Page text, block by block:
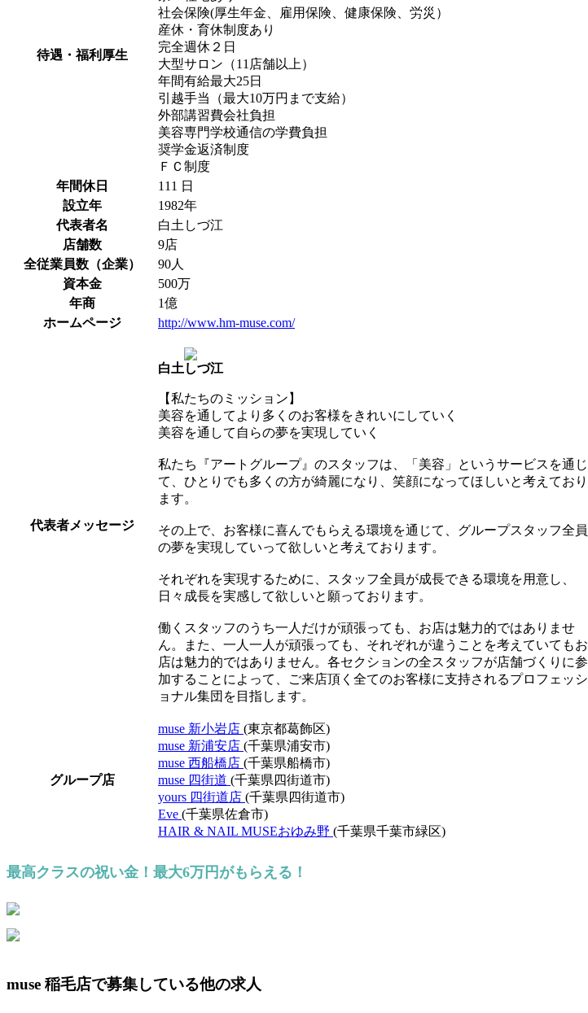
待遇・福利厚生
社会保険(厚生年金、雇用保険、健康保険、労災）
産休・育休制度あり
完全週休２日
大型サロン（11店舗以上）
年間有給最大25日
引越手当（最大10万円まで支給）
外部講習費会社負担
美容専門学校通信の学費負担
奨学金返済制度
ＦＣ制度
年間休日
111 日
設立年
1982年
代表者名
白土しづ江
店舗数
9店
全従業員数（企業）
90人
資本金
500万
年商
1億
ホームページ
http://www.hm-muse.com/
代表者メッセージ
白土しづ江
【私たちのミッション】
美容を通してより多くのお客様をきれいにしていく
美容を通して自らの夢を実現していく
私たち『アートグループ』のスタッフは、「美容」というサービスを通じ
て、ひとりでも多くの方が綺麗になり、笑顔になってほしいと考えており
ます。
その上で、お客様に喜んでもらえる環境を通じて、グループスタッフ全員
の夢を実現していって欲しいと考えております。
それぞれを実現するために、スタッフ全員が成長できる環境を用意し、
日々成長を実感して欲しいと願っております。
働くスタッフのうち一人だけが頑張っても、お店は魅力的ではありませ
ん。また、一人一人が頑張っても、それぞれが違うことを考えていてもお
店は魅力的ではありません。各セクションの全スタッフが店舗づくりに参
加することによって、ご来店頂く全てのお客様に支持されるプロフェッシ
ョナル集団を目指します。
グループ店
muse 新小岩店 (東京都葛飾区)
muse 新浦安店 (千葉県浦安市)
muse 西船橋店 (千葉県船橋市)
muse 四街道 (千葉県四街道市)
yours 四街道店 (千葉県四街道市)
Eve (千葉県佐倉市)
HAIR & NAIL MUSEおゆみ野 (千葉県千葉市緑区)
最高クラスの祝い金！最大6万円がもらえる！
muse 稲毛店で募集している他の求人